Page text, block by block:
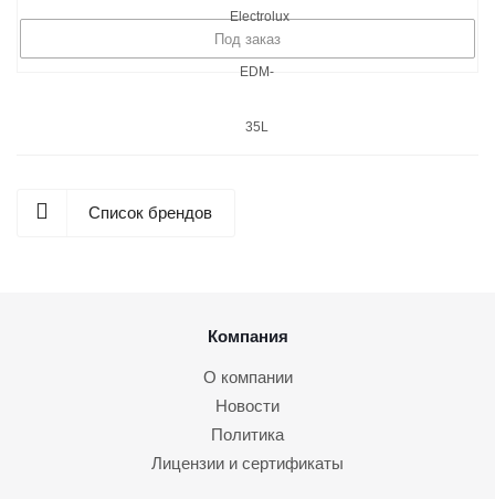
Под заказ
Список брендов
Компания
О компании
Новости
Политика
Лицензии и сертификаты